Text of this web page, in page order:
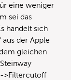
eine weniger
sei das
handelt sich
aus der Apple
gleichen
>Filtercutoff